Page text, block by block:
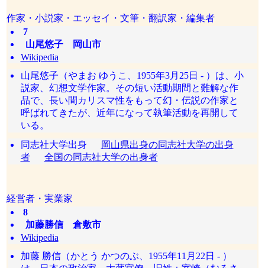
作家・小説家・エッセイ・文筆・翻訳家・編集者
7
山尾悠子 岡山市
Wikipedia
山尾悠子（やまお ゆうこ、1955年3月25日 - ）は、小
説家、幻想文学作家。その短い活動期間と難解な作
品で、長い間カリスマ性をもって幻・伝説の作家と
呼ばれてきたが、近年になって執筆活動を再開して
いる。
同志社大学出身
岡山県出身の同志社大学の出身
者
全国の同志社大学の出身者
経営者・実業家
8
加藤勝信 倉敷市
Wikipedia
加藤 勝信（かとう かつのぶ、1955年11月22日 - ）